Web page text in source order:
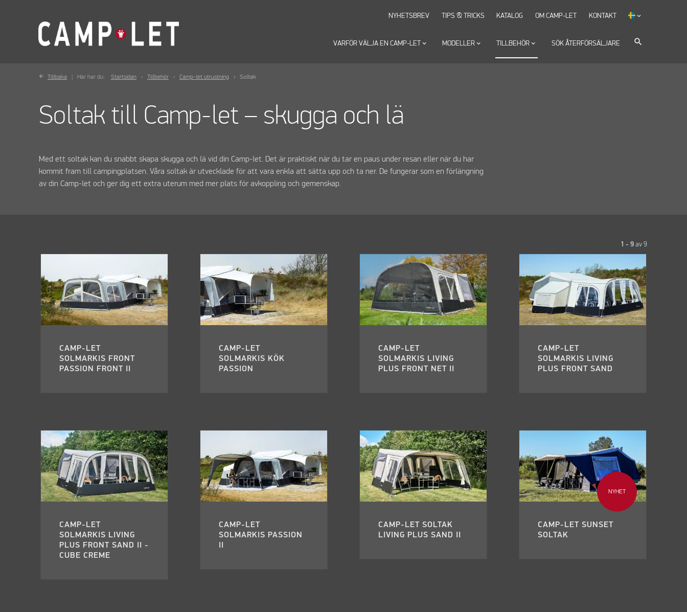
VARFÖR VÄLJA EN CAMP-LETkeyboard_arrow_down MODELLER keyboard_arrow_down TILLBEHÖR keyboard_arrow_down SÖK ÅTERFÖRSÄLJARE search
NYHETSBREV TIPS & TRICKS KATALOG OM CAMP-LET KONTAKT keyboard_arrow_down
Tillbaka Här har du: Startsidan Tillbehör Camp-let utrustning Soltak
Soltak till Camp-let – skugga och lä
Med ett soltak kan du snabbt skapa skugga och lä vid din Camp-let. Det är praktiskt när du tar en paus under resan eller när du har
kommit fram till campingplatsen. Våra soltak är utvecklade för att vara enkla att sätta upp och ta ner. De fungerar som en förlängning
av din Camp-let och ger dig ett extra uterum med mer plats för avkoppling och gemenskap.
1 - 9 av9
CAMP-LET
SOLMARKIS FRONT
PASSION FRONT II
CAMP-LET
SOLMARKIS KÖK
PASSION
CAMP-LET
SOLMARKIS LIVING
PLUS FRONT NET II
CAMP-LET
SOLMARKIS LIVING
PLUS FRONT SAND
CAMP-LET
SOLMARKIS LIVING
PLUS FRONT SAND II -
CUBE CREME
CAMP-LET
SOLMARKIS PASSION
CAMP-LET SOLTAK
LIVING PLUS SAND II
NYHET
CAMP-LET SUNSET
SOLTAK